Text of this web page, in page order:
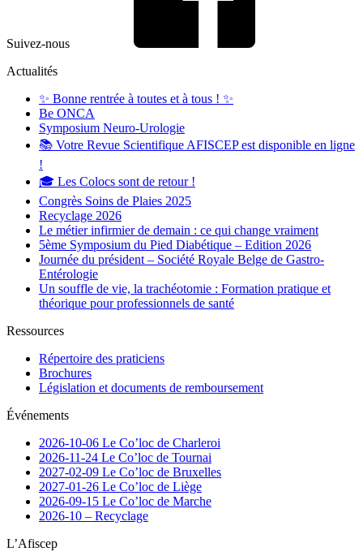
Suivez-nous
Actualités
✨ Bonne rentrée à toutes et à tous ! ✨
Be ONCA
Symposium Neuro-Urologie
📚 Votre Revue Scientifique AFISCEP est disponible en ligne
!
🎓 Les Colocs sont de retour !
Congrès Soins de Plaies 2025
Recyclage 2026
Le métier infirmier de demain : ce qui change vraiment
5ème Symposium du Pied Diabétique – Edition 2026
Journée du président – Société Royale Belge de Gastro-
Entérologie
Un souffle de vie, la trachéotomie : Formation pratique et
théorique pour professionnels de santé
Ressources
Répertoire des praticiens
Brochures
Législation et documents de remboursement
Événements
2026-10-06 Le Co’loc de Charleroi
2026-11-24 Le Co’loc de Tournai
2027-02-09 Le Co’loc de Bruxelles
2027-01-26 Le Co’loc de Liège
2026-09-15 Le Co’loc de Marche
2026-10 – Recyclage
L’Afiscep